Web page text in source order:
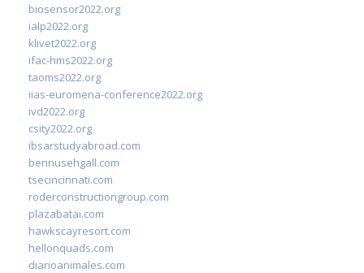
biosensor2022.org
ialp2022.org
klivet2022.org
ifac-hms2022.org
taoms2022.org
iias-euromena-conference2022.org
ivd2022.org
csity2022.org
ibsarstudyabroad.com
bennusehgall.com
tsecincinnati.com
roderconstructiongroup.com
plazabatai.com
hawkscayresort.com
hellonquads.com
diarioanimales.com